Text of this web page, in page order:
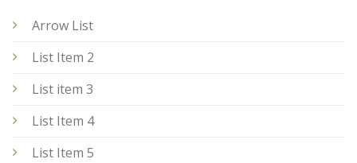
Arrow List
List Item 2
List item 3
List Item 4
List Item 5